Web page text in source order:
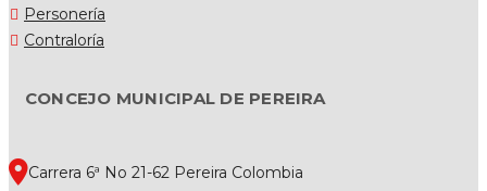
Personería
Contraloría
CONCEJO MUNICIPAL DE PEREIRA
Carrera 6ª No 21-62 Pereira Colombia